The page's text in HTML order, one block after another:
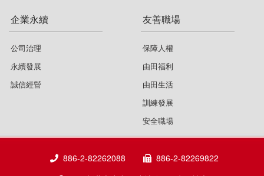
企業永續
公司治理
永續發展
誠信經營
友善職場
保障人權
由田福利
由田生活
訓練發展
安全職場
886-2-82262088
886-2-82269822